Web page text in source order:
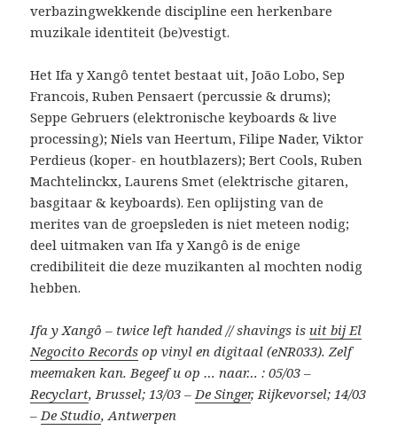
verbazingwekkende discipline een herkenbare
muzikale identiteit (be)vestigt.
Het Ifa y Xangô tentet bestaat uit, João Lobo, Sep
Francois, Ruben Pensaert (percussie & drums);
Seppe Gebruers (elektronische keyboards & live
processing); Niels van Heertum, Filipe Nader, Viktor
Perdieus (koper- en houtblazers); Bert Cools, Ruben
Machtelinckx, Laurens Smet (elektrische gitaren,
basgitaar & keyboards). Een oplijsting van de
merites van de groepsleden is niet meteen nodig;
deel uitmaken van Ifa y Xangô is de enige
credibiliteit die deze muzikanten al mochten nodig
hebben.
Ifa y Xangô – twice left handed // shavings is uit bij El
Negocito Records op vinyl en digitaal (eNR033). Zelf
meemaken kan. Begeef u op … naar… : 05/03 –
Recyclart, Brussel; 13/03 – De Singer, Rijkevorsel; 14/03
– De Studio, Antwerpen